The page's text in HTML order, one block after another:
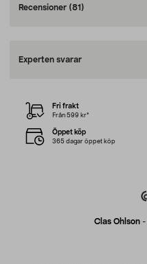
Recensioner (81)
Experten svarar
Clas Ohlson -
Fri frakt
Från 599 kr*
Öppet köp
365 dagar öppet köp